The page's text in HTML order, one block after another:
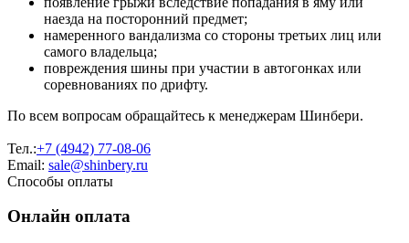
наезда на посторонний предмет;
намеренного вандализма со стороны третьих лиц или
самого владельца;
повреждения шины при участии в автогонках или
соревнованиях по дрифту.
По всем вопросам обращайтесь к менеджерам Шинбери.
Тел.:+7 (4942) 77-08-06
Email: sale@shinbery.ru
Способы оплаты
Онлайн оплата